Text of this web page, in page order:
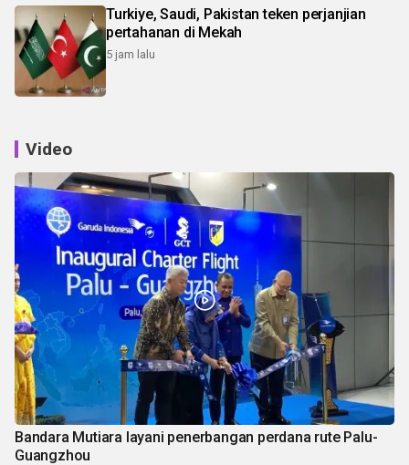
Turkiye, Saudi, Pakistan teken perjanjian
pertahanan di Mekah
5 jam lalu
Video
Bandara Mutiara layani penerbangan perdana rute Palu-
Guangzhou